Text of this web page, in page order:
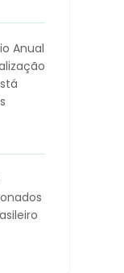
Anual